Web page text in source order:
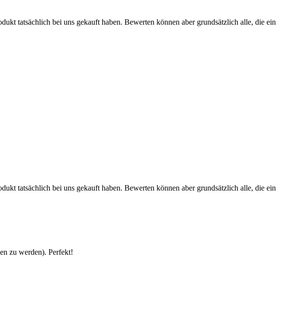
tatsächlich bei uns gekauft haben. Bewerten können aber grundsätzlich alle, die ein
tatsächlich bei uns gekauft haben. Bewerten können aber grundsätzlich alle, die ein
zu werden). Perfekt!